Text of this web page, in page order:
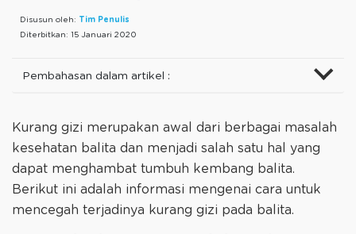
Disusun oleh: Tim Penulis
Diterbitkan: 15 Januari 2020
Pembahasan dalam artikel :
Kurang gizi merupakan awal dari berbagai masalah
kesehatan balita dan menjadi salah satu hal yang
dapat menghambat tumbuh kembang balita.
Berikut ini adalah informasi mengenai cara untuk
mencegah terjadinya kurang gizi pada balita.